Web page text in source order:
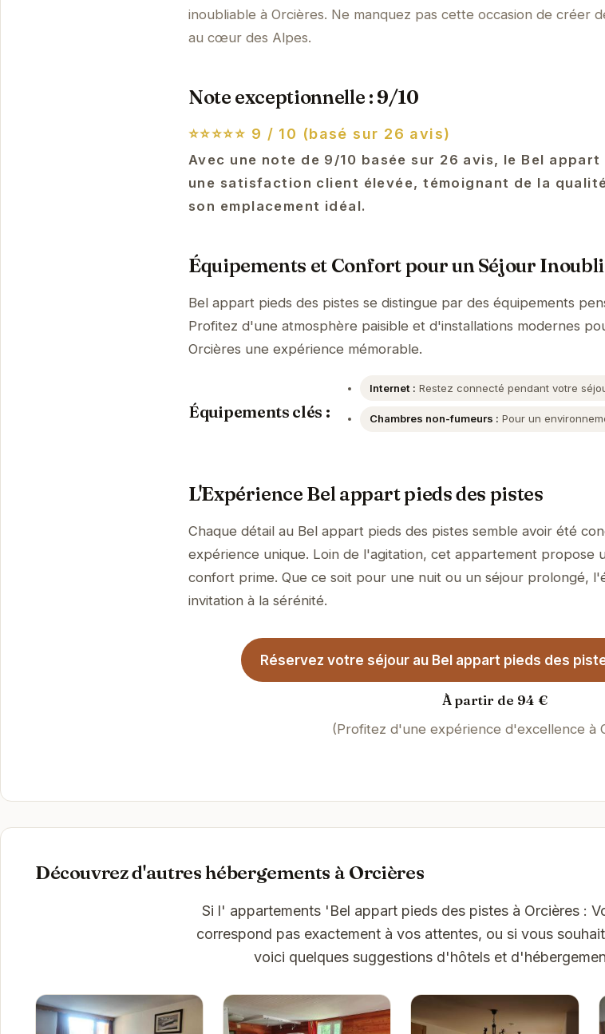
inoubliable à Orcières. Ne manquez pas cette occasion de créer
au cœur des Alpes.
Note exceptionnelle : 9/10
⭐⭐⭐⭐⭐ 9 / 10 (basé sur 26 avis)
Avec une note de 9/10 basée sur 26 avis, le Bel
une satisfaction client élevée, témoignant de la
son emplacement idéal.
Équipements et Confort pour un Séjour
Bel appart pieds des pistes se distingue par des équipements
Profitez d'une atmosphère paisible et d'installations modernes
Orcières une expérience mémorable.
Équipements clés :
Internet : Restez connecté pendant votre
Chambres non-fumeurs : Pour un
L'Expérience Bel appart pieds des pistes
Chaque détail au Bel appart pieds des pistes semble avoir été
expérience unique. Loin de l'agitation, cet appartement propose
confort prime. Que ce soit pour une nuit ou un séjour prolongé,
invitation à la sérénité.
Réservez votre séjour au Bel appart pieds des
À partir de 94 €
(Profitez d'une expérience d'excellence à
Découvrez d'autres hébergements à Orcières
Si l' appartements 'Bel appart pieds des pistes à Orcières :
correspond pas exactement à vos attentes, ou si vous
voici quelques suggestions d'hôtels et